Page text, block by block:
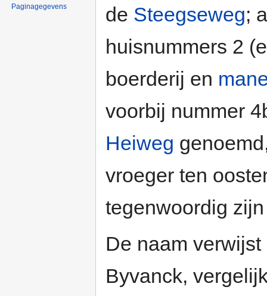
de Steegseweg;
huisnummers 2
boerderij en
voorbij nummer
Heiweg
vroeger ten
tegenwoordig
De naam
Byvanck,
Paginagegevens